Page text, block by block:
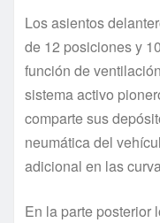
Los asientos
de 12 posiciones y
función de
sistema activo
comparte sus
neumática del
adicional en las
En la parte posterior